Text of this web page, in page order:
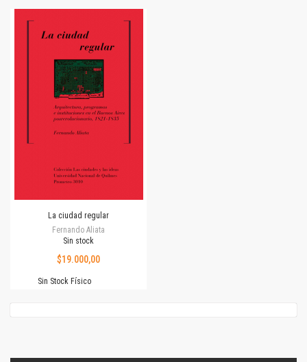
La ciudad regular
Fernando Aliata
Sin stock
$19.000,00
Sin Stock Físico